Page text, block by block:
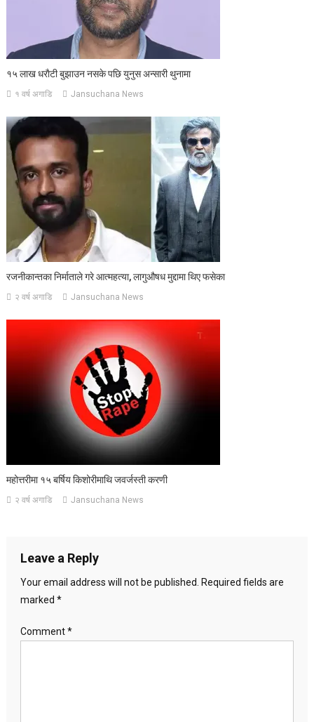
१५ लाख धराैटी बुझाउन नसके पछि युनुस अन्सारी थुनामा
१ वर्ष अगाडि Jansuchana News
रजनीकान्तका निर्माताले गरे आत्महत्या, लागुऔषध मुद्दामा थिए फसेका
२ वर्ष अगाडि Jansuchana News
महोत्तरीमा १५ बर्षिय किशोरीमाथि जवर्जस्ती करणी
२ वर्ष अगाडि Jansuchana News
Leave a Reply
Your email address will not be published.
Required fields are
marked *
Comment*